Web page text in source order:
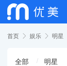
首页  娱乐  明星
全部 明星